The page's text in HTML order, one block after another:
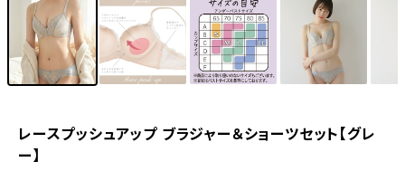
レースプッシュアップ ブラジャー＆ショーツセット【グレ
ー】